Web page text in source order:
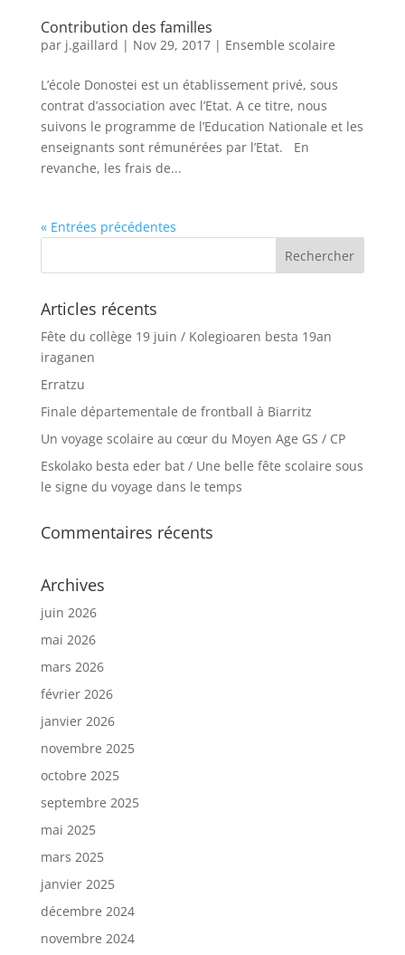
Contribution des familles
par j.gaillard | Nov 29, 2017| Ensemble scolaire
L’école Donostei est un établissement privé, sous
contrat d’association avec l’Etat. A ce titre, nous
suivons le programme de l’Education Nationale et les
enseignants sont rémunérées par l’Etat. En
revanche, les frais de...
« Entrées précédentes
Articles récents
Fête du collège 19 juin / Kolegioaren besta 19an
iraganen
Erratzu
Finale départementale de frontball à Biarritz
Un voyage scolaire au cœur du Moyen Age GS / CP
Eskolako besta eder bat / Une belle fête scolaire sous
le signe du voyage dans le temps
Commentaires récents
Archives
juin 2026
mai 2026
mars 2026
février 2026
janvier 2026
novembre 2025
octobre 2025
septembre 2025
mai 2025
mars 2025
janvier 2025
décembre 2024
novembre 2024